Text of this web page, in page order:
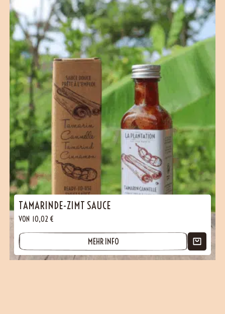
TAMARINDE-ZIMT SAUCE
VON 10,02 €
MEHR INFO